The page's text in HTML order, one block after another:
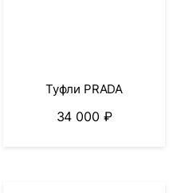
Туфли PRADA
34 000 ₽